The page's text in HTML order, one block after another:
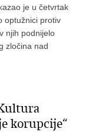
je u četvrtak
optužnici protiv
njih podnijelo
zločina nad
korupcije“